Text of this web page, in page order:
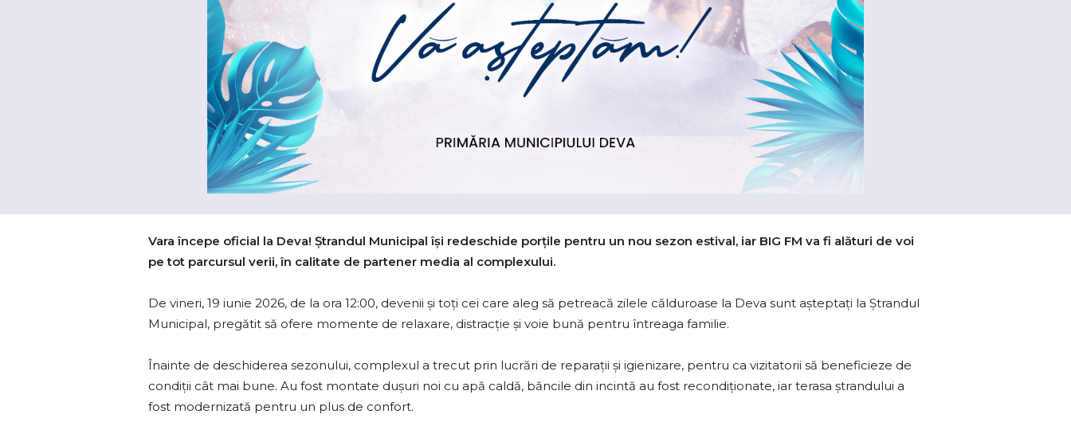
Vara începe oficial la Deva! Ștrandul Municipal își redeschide porțile pentru un nou sezon estival, iar BIG FM va fi alături de voi
pe tot parcursul verii, în calitate de partener media al complexului.
De vineri, 19 iunie 2026, de la ora 12:00, devenii și toți cei care aleg să petreacă zilele călduroase la Deva sunt așteptați la Ștrandul
Municipal, pregătit să ofere momente de relaxare, distracție și voie bună pentru întreaga familie.
Înainte de deschiderea sezonului, complexul a trecut prin lucrări de reparații și igienizare, pentru ca vizitatorii să beneficieze de
condiții cât mai bune. Au fost montate dușuri noi cu apă caldă, băncile din incintă au fost recondiționate, iar terasa ștrandului a
fost modernizată pentru un plus de confort.